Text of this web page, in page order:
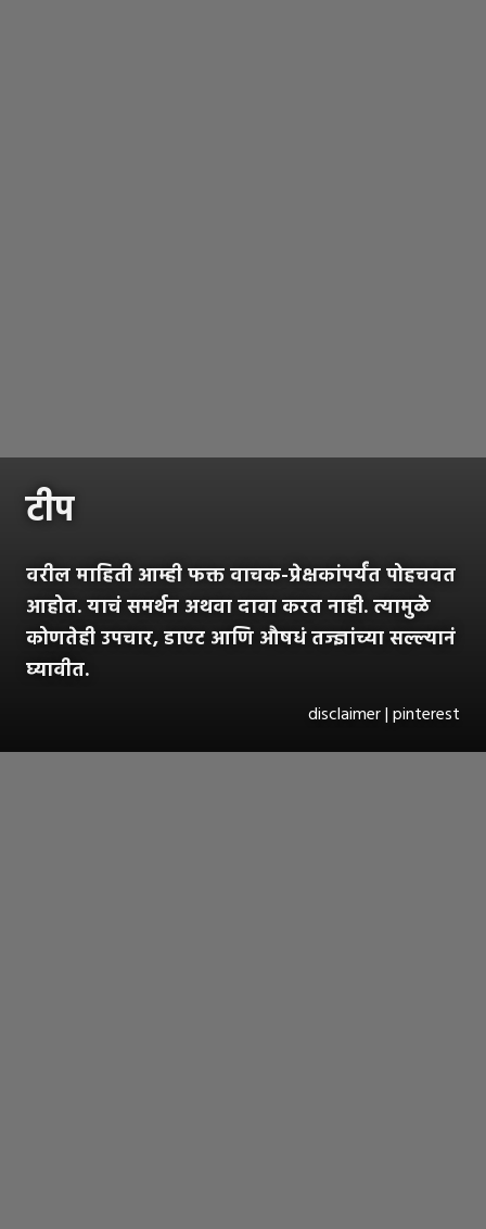
टीप
वरील माहिती आम्ही फक्त वाचक-प्रेक्षकांपर्यंत पोहचवत
आहोत. याचं समर्थन अथवा दावा करत नाही. त्यामुळे
कोणतेही उपचार, डाएट आणि औषधं तज्ज्ञांच्या सल्ल्यानं
घ्यावीत.
disclaimer | pinterest